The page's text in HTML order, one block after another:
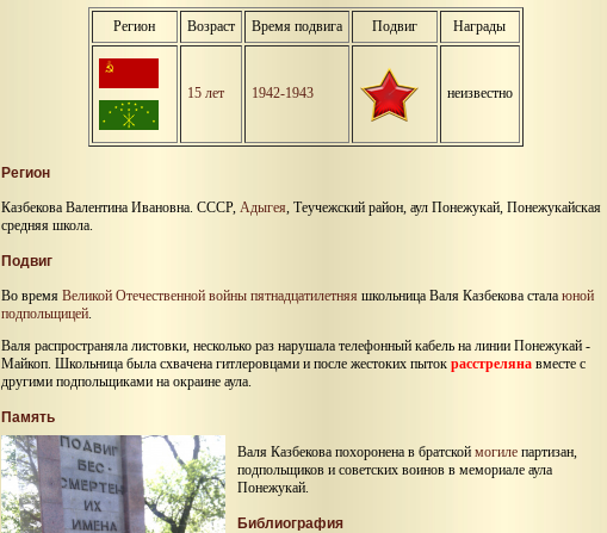
Регион Возраст Время подвига Подвиг Награды
15 лет 1942-1943 неизвестно
Регион
Казбекова Валентина Ивановна. СССР, Адыгея , Теучежский район, аул Понежукай, Понежукайская
средняя школа.
Подвиг
Во время Великой Отечественной войны пятнадцатилетняя школьница Валя Казбекова стала юной
подпольщицей
Валя распространяла листовки, несколько раз нарушала телефонный кабель на линии Понежукай -
Майкоп. Школьница была схвачена гитлеровцами и после жестоких пыток расстреляна вместе с
другими подпольщиками на окраине аула.
Память
Валя Казбекова похоронена в братской могиле партизан,
подпольщиков и советских воинов в мемориале аула
Понежукай.
Библиография